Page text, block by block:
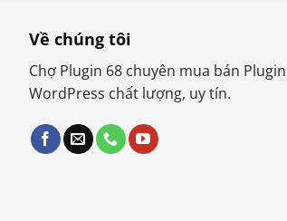
Về chúng tôi
Chợ Plugin 68 chuyên mua bán Plugin
WordPress chất lượng, uy tín.